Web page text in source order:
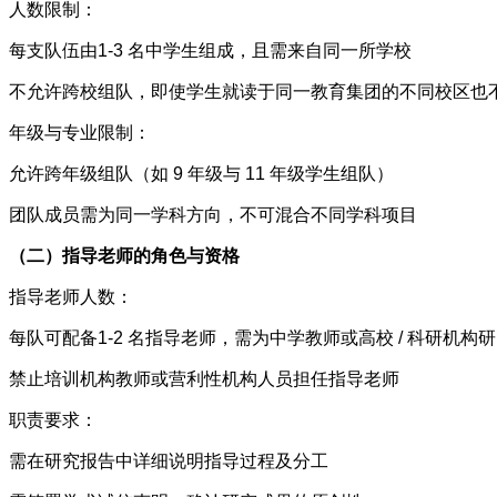
人数限制：
每支队伍由1-3 名中学生组成，且需来自同一所学校
不允许跨校组队，即使学生就读于同一教育集团的不同校区也
年级与专业限制：
允许跨年级组队（如 9 年级与 11 年级学生组队）
团队成员需为同一学科方向，不可混合不同学科项目
（二）指导老师的角色与资格
指导老师人数：
每队可配备1-2 名指导老师，需为中学教师或高校 / 科研机构
禁止培训机构教师或营利性机构人员担任指导老师
职责要求：
需在研究报告中详细说明指导过程及分工